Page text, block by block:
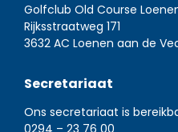
Golfclub Old Course
Rijksstraatweg 171
3632 AC Loenen aan de
Secretariaat
Ons secretariaat is
0294 – 23 76 00